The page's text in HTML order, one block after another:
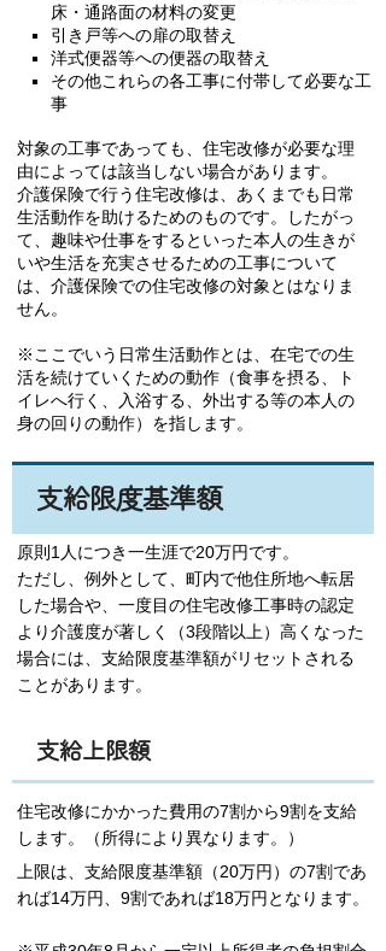
床・通路面の材料の変更
引き戸等への扉の取替え
洋式便器等への便器の取替え
その他これらの各工事に付帯して必要な工
事
対象の工事であっても、住宅改修が必要な理
由によっては該当しない場合があります。
介護保険で行う住宅改修は、あくまでも日常
生活動作を助けるためのものです。したがっ
て、趣味や仕事をするといった本人の生きが
いや生活を充実させるための工事について
は、介護保険での住宅改修の対象とはなりま
せん。
※ここでいう日常生活動作とは、在宅での生
活を続けていくための動作（食事を摂る、ト
イレへ行く、入浴する、外出する等の本人の
身の回りの動作）を指します。
支給限度基準額
原則1人につき一生涯で20万円です。
ただし、例外として、町内で他住所地へ転居
した場合や、一度目の住宅改修工事時の認定
より介護度が著しく（3段階以上）高くなった
場合には、支給限度基準額がリセットされる
ことがあります。
支給上限額
住宅改修にかかった費用の7割から9割を支給
します。（所得により異なります。
）
上限は、支給限度基準額（20万円）の7割であ
れば14万円、9割であれば18万円となります。